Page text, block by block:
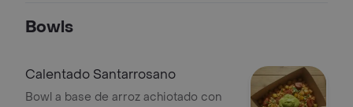
Bowls
Calentado Santarrosano
Bowl a base de arroz achiotado con